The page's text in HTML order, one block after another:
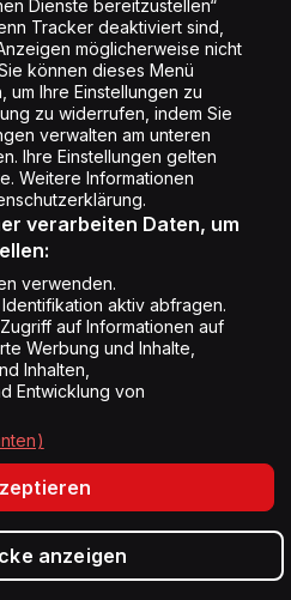
Datenschutz
Cookie Liste
Cookie Einstellung
Dienste bereitzustellen“
Tracker deaktiviert sind,
möglicherweise nicht
können dieses Menü
Ihre Einstellungen zu
zu widerrufen, indem Sie
verwalten am unteren
Ihre Einstellungen gelten
Weitere Informationen
verarbeiten Daten, um
verwenden.
aktiv abfragen.
auf Informationen auf
Werbung und Inhalte,
Inhalten,
Entwicklung von
anzeigen